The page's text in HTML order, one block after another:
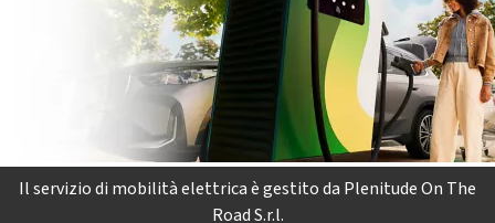
Il servizio di mobilità elettrica è gestito da Plenitude On The
Road S.r.l.